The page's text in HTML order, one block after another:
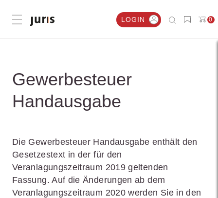
Menü öffnen LOGIN 0
Gewerbesteuer
Handausgabe
Die Gewerbesteuer Handausgabe enthält den
Gesetzestext in der für den
Veranlagungszeitraum 2019 geltenden
Fassung. Auf die Änderungen ab dem
Veranlagungszeitraum 2020 werden Sie in den